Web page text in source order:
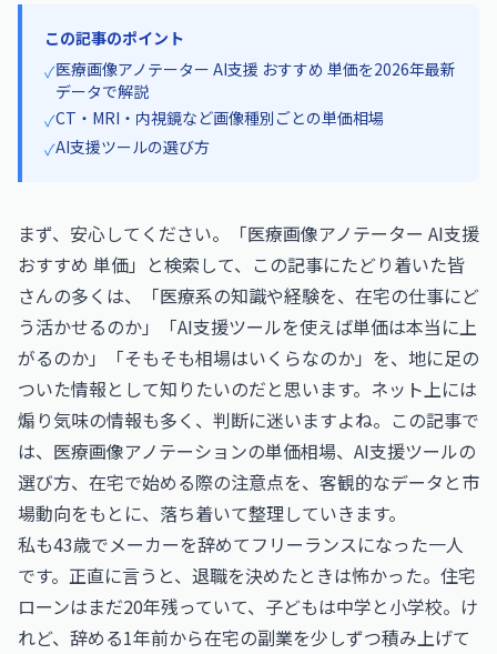
この記事のポイント
✓医療画像アノテーター AI支援 おすすめ 単価を2026年最新
データで解説
✓CT・MRI・内視鏡など画像種別ごとの単価相場
✓AI支援ツールの選び方
まず、安心してください。「医療画像アノテーター AI支援
おすすめ 単価」と検索して、この記事にたどり着いた皆
さんの多くは、「医療系の知識や経験を、在宅の仕事にど
う活かせるのか」「AI支援ツールを使えば単価は本当に上
がるのか」「そもそも相場はいくらなのか」を、地に足の
ついた情報として知りたいのだと思います。ネット上には
煽り気味の情報も多く、判断に迷いますよね。この記事で
は、医療画像アノテーションの単価相場、AI支援ツールの
選び方、在宅で始める際の注意点を、客観的なデータと市
場動向をもとに、落ち着いて整理していきます。
私も43歳でメーカーを辞めてフリーランスになった一人
です。正直に言うと、退職を決めたときは怖かった。住宅
ローンはまだ20年残っていて、子どもは中学と小学校。け
れど、辞める1年前から在宅の副業を少しずつ積み上げて